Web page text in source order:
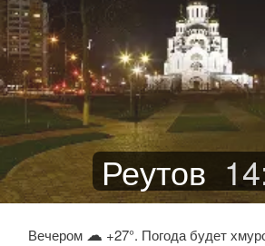
Реутов 14
Вечером ☁ +27°. Погода будет